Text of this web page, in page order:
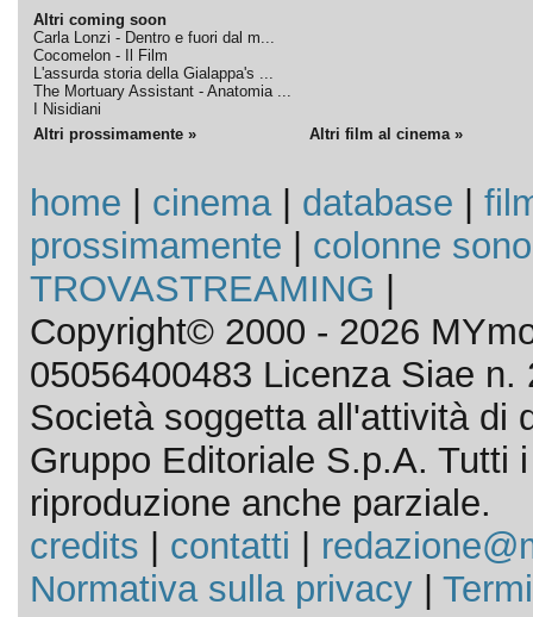
Altri coming soon
Carla Lonzi - Dentro e fuori dal m...
Cocomelon - Il Film
L'assurda storia della Gialappa's ...
The Mortuary Assistant - Anatomia ...
I Nisidiani
Altri prossimamente » Altri film al cinema »
home cinema| database
prossimamente
colonne
TROVASTREAMING
Copyright© 2000 - 2026
05056400483 Licenza Siae n.
Società soggetta all'attività di
Gruppo Editoriale S.p.A. Tutti
riproduzione anche parziale.
credits
contatti
Normativa sulla privacy|